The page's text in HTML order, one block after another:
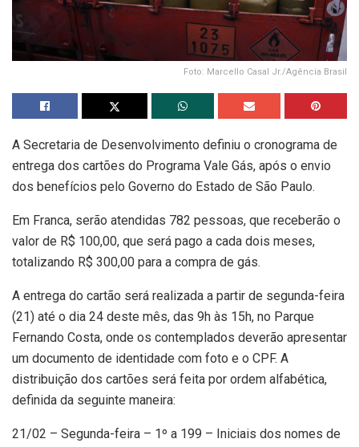
Foto: Marcello Casal Jr./Agência Brasil
A Secretaria de Desenvolvimento definiu o cronograma de
entrega dos cartões do Programa Vale Gás, após o envio
dos benefícios pelo Governo do Estado de São Paulo.
Em Franca, serão atendidas 782 pessoas, que receberão o
valor de R$ 100,00, que será pago a cada dois meses,
totalizando R$ 300,00 para a compra de gás.
A entrega do cartão será realizada a partir de segunda-feira
(21) até o dia 24 deste mês, das 9h às 15h, no Parque
Fernando Costa, onde os contemplados deverão apresentar
um documento de identidade com foto e o CPF. A
distribuição dos cartões será feita por ordem alfabética,
definida da seguinte maneira:
21/02 – Segunda-feira – 1º a 199 – Iniciais dos nomes de